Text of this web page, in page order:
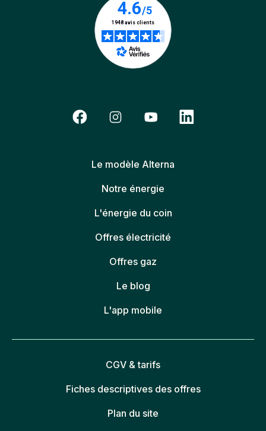
Le modèle Alterna
Notre énergie
L'énergie du coin
Offres électricité
Offres gaz
Le blog
L'app mobile
CGV & tarifs
Fiches descriptives des offres
Plan du site